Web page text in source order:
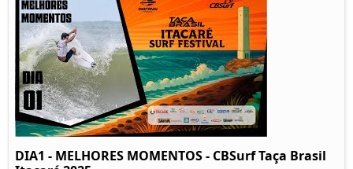
DIA1 - MELHORES MOMENTOS - CBSurf Taça Brasil